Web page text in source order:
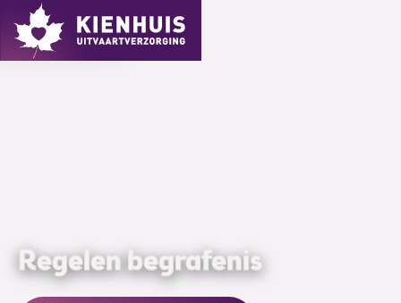
MENU
Regelen begrafenis